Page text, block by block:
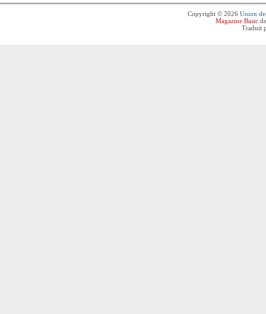
Copyright © 2026 Union
Magazine Basic
Traduit